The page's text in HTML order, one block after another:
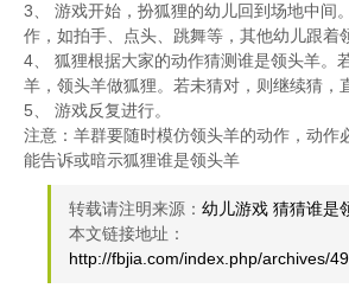
3、 游戏开始，扮狐狸的幼儿回到场地中间
作，如拍手、点头、跳舞等，其他幼儿跟着
4、 狐狸根据大家的动作猜测谁是领头羊。
羊，领头羊做狐狸。若未猜对，则继续猜，
5、 游戏反复进行。
注意：羊群要随时模仿领头羊的动作，动作
能告诉或暗示狐狸谁是领头羊
转载请注明来源： 幼儿游戏 猜猜谁是
本文链接地址：
http://fbjia.com/index.php/archives/